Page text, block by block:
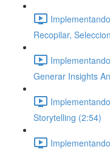
Recopilar,
Generar Insights
Storytelling (2:54)